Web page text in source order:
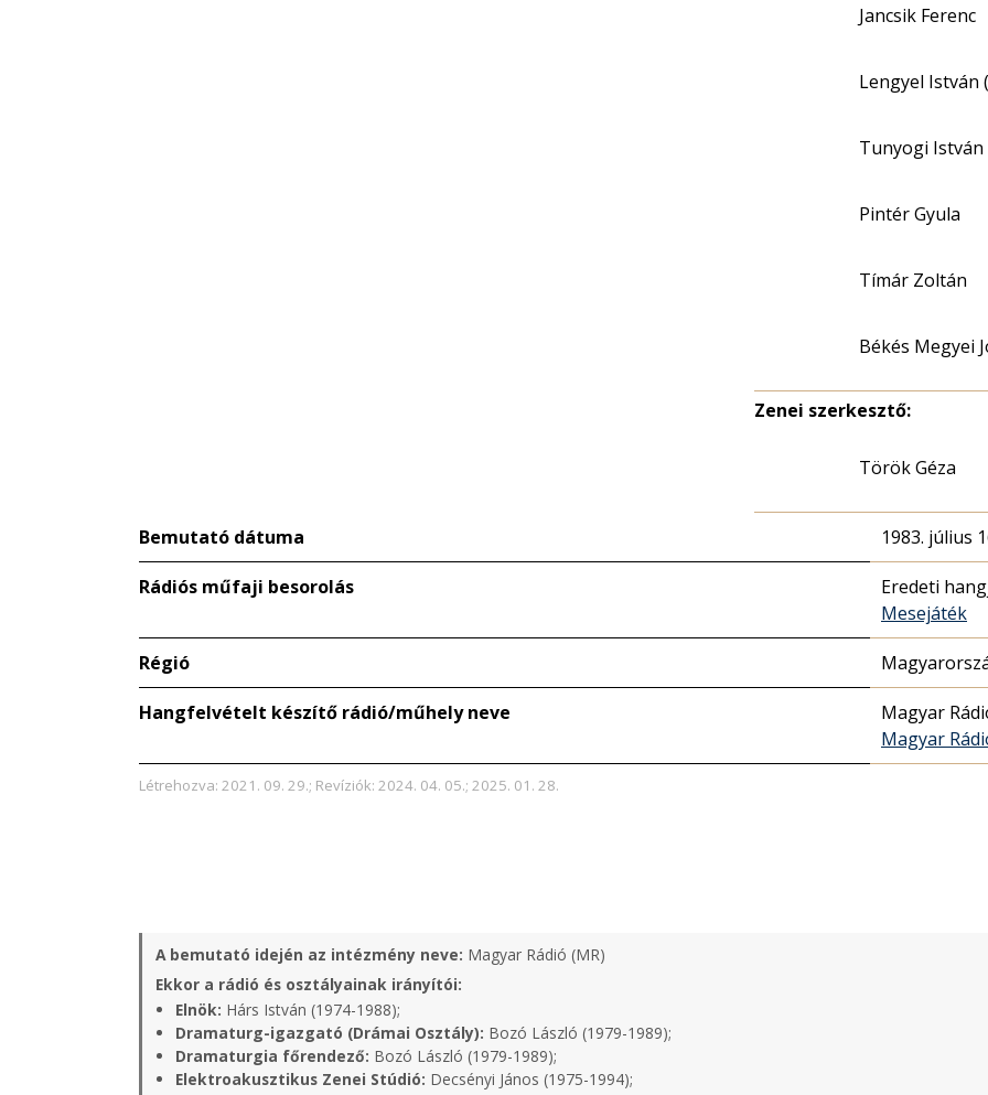
Jancsik Ferenc
Lengyel István
Tunyogi István
Pintér Gyula
Tímár Zoltán
Békés Megyei
Zenei szerkesztő:
Török Géza
Bemutató dátuma 1983. július
Rádiós műfaji besorolás
Eredeti
Mesejáték
Régió
Hangfelvételt készítő rádió/műhely neve
Magyar
Magyar
Létrehozva: 2021. 09. 29.; Revíziók: 2024. 04. 05.; 2025. 01. 28.
A bemutató idején az intézmény neve: Magyar Rádió (MR)
Ekkor a rádió és osztályainak irányítói:
Elnök: Hárs István (1974-1988);
Dramaturg-igazgató (Drámai Osztály): Bozó László (1979-1989);
Dramaturgia főrendező: Bozó László (1979-1989);
Elektroakusztikus Zenei Stúdió: Decsényi János (1975-1994);